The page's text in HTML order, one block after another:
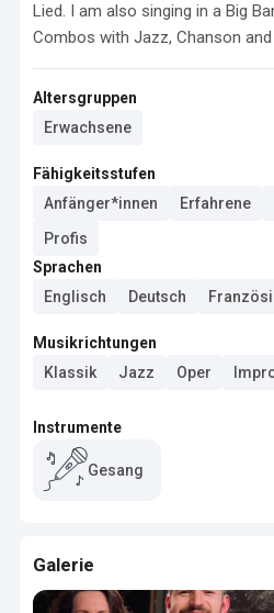
Lied. I am also singing in a Big
Combos with Jazz, Chanson and
Altersgruppen
Erwachsene
Fähigkeitsstufen
Anfänger*innen
Erfahrene
Profis
Sprachen
Englisch
Deutsch
Musikrichtungen
Klassik
Jazz Oper
Instrumente
Gesang
Galerie